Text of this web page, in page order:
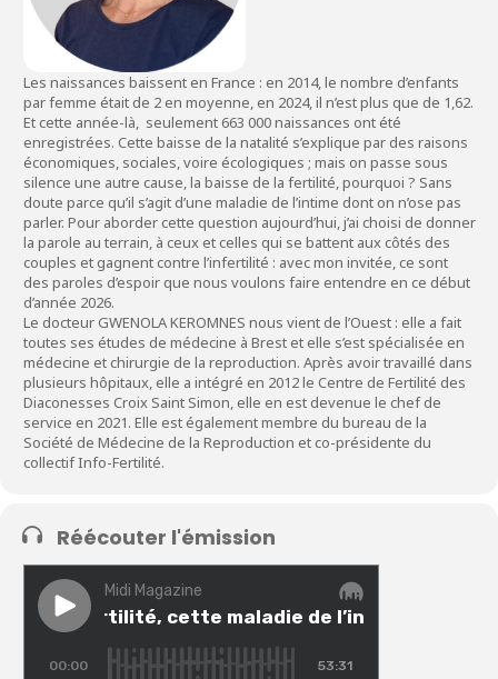
Les naissances baissent en France : en 2014, le nombre d’enfants
par femme était de 2 en moyenne, en 2024, il n’est plus que de 1,62.
Et cette année-là, seulement 663 000 naissances ont été
enregistrées. Cette baisse de la natalité s’explique par des raisons
économiques, sociales, voire écologiques ; mais on passe sous
silence une autre cause, la baisse de la fertilité, pourquoi ? Sans
doute parce qu’il s’agit d’une maladie de l’intime dont on n’ose pas
parler. Pour aborder cette question aujourd’hui, j’ai choisi de donner
la parole au terrain, à ceux et celles qui se battent aux côtés des
couples et gagnent contre l’infertilité : avec mon invitée, ce sont
des paroles d’espoir que nous voulons faire entendre en ce début
d’année 2026.
Le docteur GWENOLA KEROMNES nous vient de l’Ouest : elle a fait
toutes ses études de médecine à Brest et elle s’est spécialisée en
médecine et chirurgie de la reproduction. Après avoir travaillé dans
plusieurs hôpitaux, elle a intégré en 2012 le Centre de Fertilité des
Diaconesses Croix Saint Simon, elle en est devenue le chef de
service en 2021. Elle est également membre du bureau de la
Société de Médecine de la Reproduction et co-présidente du
collectif Info-Fertilité.
Réécouter l'émission